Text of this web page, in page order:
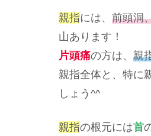
親指には、 前頭洞
山あります！
片頭痛の方は、 親
親指全体と、特に
しょう^^
親指の根元には首